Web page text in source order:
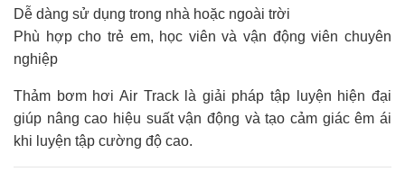
Dễ dàng sử dụng trong nhà hoặc ngoài trời
Phù hợp cho trẻ em, học viên và vận động viên chuyên
nghiệp
Thảm bơm hơi Air Track là giải pháp tập luyện hiện đại
giúp nâng cao hiệu suất vận động và tạo cảm giác êm ái
khi luyện tập cường độ cao.